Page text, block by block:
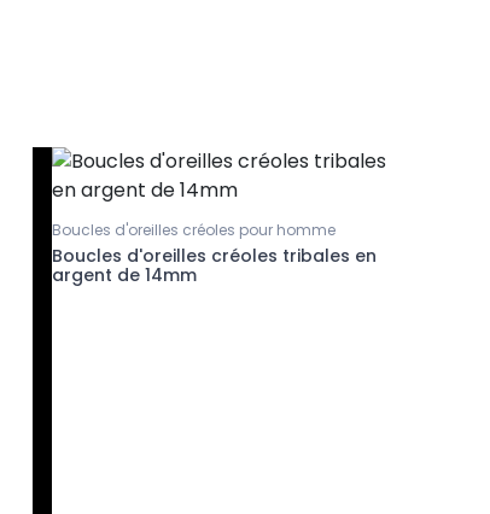
Boucles d'oreilles créoles pour homme
Boucles d'oreilles créoles tribales en
argent de 14mm